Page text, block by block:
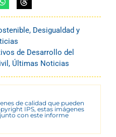
, Desigualdad y
de Desarrollo del
, Últimas Noticias
de calidad que pueden
IPS, estas imágenes
con este informe